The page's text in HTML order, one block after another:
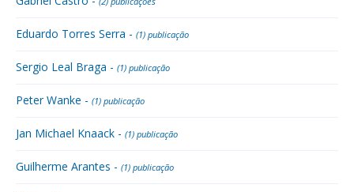
Eduardo Torres Serra - (1) publicação
Sergio Leal Braga - (1) publicação
Peter Wanke - (1) publicação
Jan Michael Knaack - (1) publicação
Guilherme Arantes - (1) publicação